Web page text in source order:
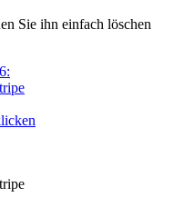
Sie ihn einfach löschen